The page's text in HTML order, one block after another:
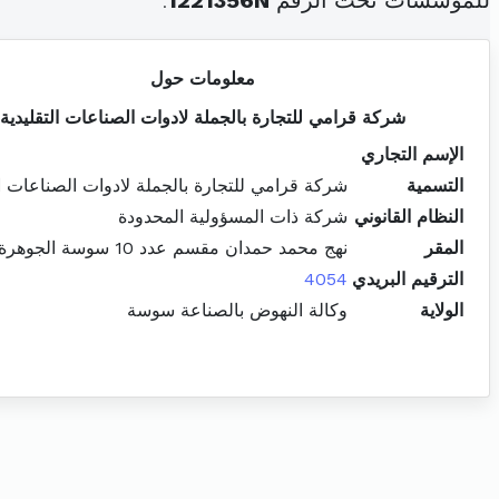
معلومات حول
شركة قرامي للتجارة بالجملة لادوات الصناعات التقليدية
الإسم التجاري
التسمية
شركة قرامي للتجارة بالجملة لادوات الصناعات
النظام القانوني شركة ذات المسؤولية المحدودة
المقر
نهج محمد حمدان مقسم عدد 10 سوسة الجوهرة
الترقيم البريدي 4054
الولاية
وكالة النهوض بالصناعة سوسة